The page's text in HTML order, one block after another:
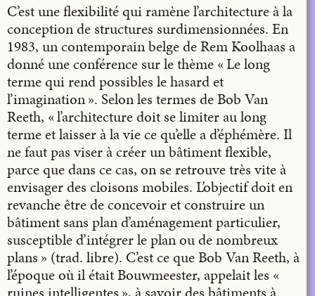
C’est une flexibilité qui ramène l’architecture à la
conception de structures surdimensionnées. En
1983, un contemporain belge de Rem Koolhaas a
donné une conférence sur le thème « Le long
terme qui rend possibles le hasard et
l’imagination ». Selon les termes de Bob Van
Reeth, « l’architecture doit se limiter au long
terme et laisser à la vie ce qu’elle a d’éphémère. Il
ne faut pas viser à créer un bâtiment flexible,
parce que dans ce cas, on se retrouve très vite à
envisager des cloisons mobiles. L’objectif doit en
revanche être de concevoir et construire un
bâtiment sans plan d’aménagement particulier,
susceptible d’intégrer le plan ou de nombreux
plans » (trad. libre). C’est ce que Bob Van Reeth, à
l’époque où il était Bouwmeester, appelait les «